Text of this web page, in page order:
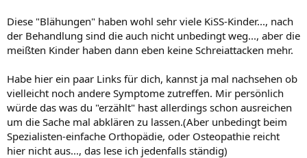
Diese "Blähungen" haben wohl sehr viele KiSS-Kinder..., nach
der Behandlung sind die auch nicht unbedingt weg..., aber die
meißten Kinder haben dann eben keine Schreiattacken mehr.
Habe hier ein paar Links für dich, kannst ja mal nachsehen ob
vielleicht noch andere Symptome zutreffen. Mir persönlich
würde das was du "erzählt" hast allerdings schon ausreichen
um die Sache mal abklären zu lassen.(Aber unbedingt beim
Spezialisten-einfache Orthopädie, oder Osteopathie reicht
hier nicht aus..., das lese ich jedenfalls ständig)